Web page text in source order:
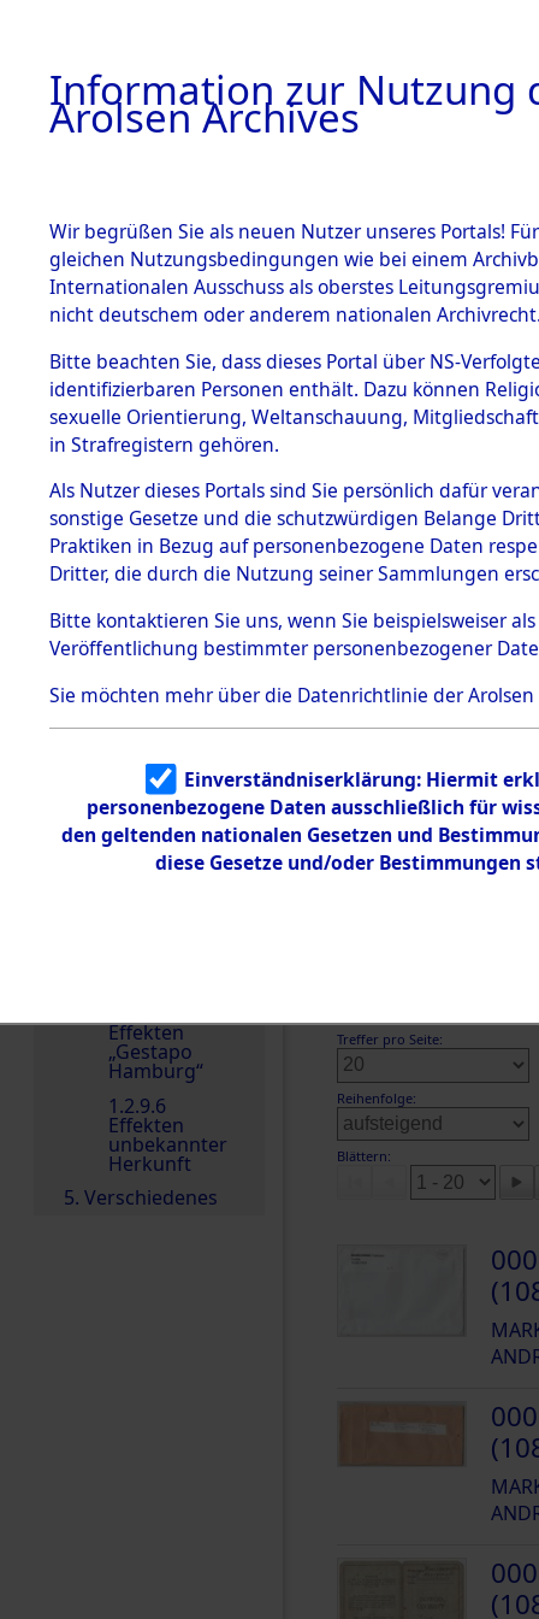
BESTÄNDE
1.
Inhaftierungsdoku
mente
1.2.9 Beim ITS
verwahrte
1.2.9.1
Effekten aus
dem KZ
Dachau
Effekten aus
dem KZ
Dachau,
Landesentsch
ädigungsamt
Effekten aus
dem KZ
Neuengamm
e
Dokument
Effekten
„Gestapo
Hamburg“
1.2.9.6
Effekten
unbekannter
Herkunft
5. Verschiedenes
42Akten
TADEUSZ
MARKOWSKI,
geb. 10. April 1914
Land
Polen
Weitere Angaben
5.8.2021: Die
Namensvarianten
ANDREJ
Häftlingsnummer
Treffer pro Seite:
Reihenfolge:
Blättern:
Information zur Nutzung
Arolsen Archives
Wir begrüßen Sie als neuen Nutzer unseres Portals!
gleichen Nutzungsbedingungen wie bei einem
Internationalen Ausschuss als oberstes
nicht deutschem oder anderem nationalen
Bitte beachten Sie, dass dieses Portal über NS-
identifizierbaren Personen enthält. Dazu können
sexuelle Orientierung, Weltanschauung,
in Strafregistern gehören.
Als Nutzer dieses Portals sind Sie persönlich dafür
sonstige Gesetze und die schutzwürdigen Belange
Praktiken in Bezug auf personenbezogene Daten
Dritter, die durch die Nutzung seiner Sammlungen
Bitte kontaktieren Sie uns, wenn Sie beispielsweiser
Veröffentlichung bestimmter personenbezogener
Sie möchten mehr über die Datenrichtlinie der Arolsen
Einverständniserklärung: Hiermit
personenbezogene Daten ausschließlich für
den geltenden nationalen Gesetzen und
diese Gesetze und/oder Bestimmungen